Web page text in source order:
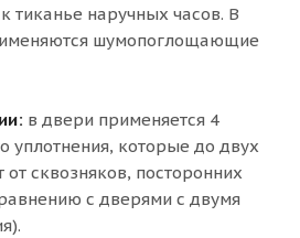
тиканье наручных часов. В
шумопоглощающие
в двери применяется 4
уплотнения, которые до двух
сквозняков, посторонних
с дверями с двумя